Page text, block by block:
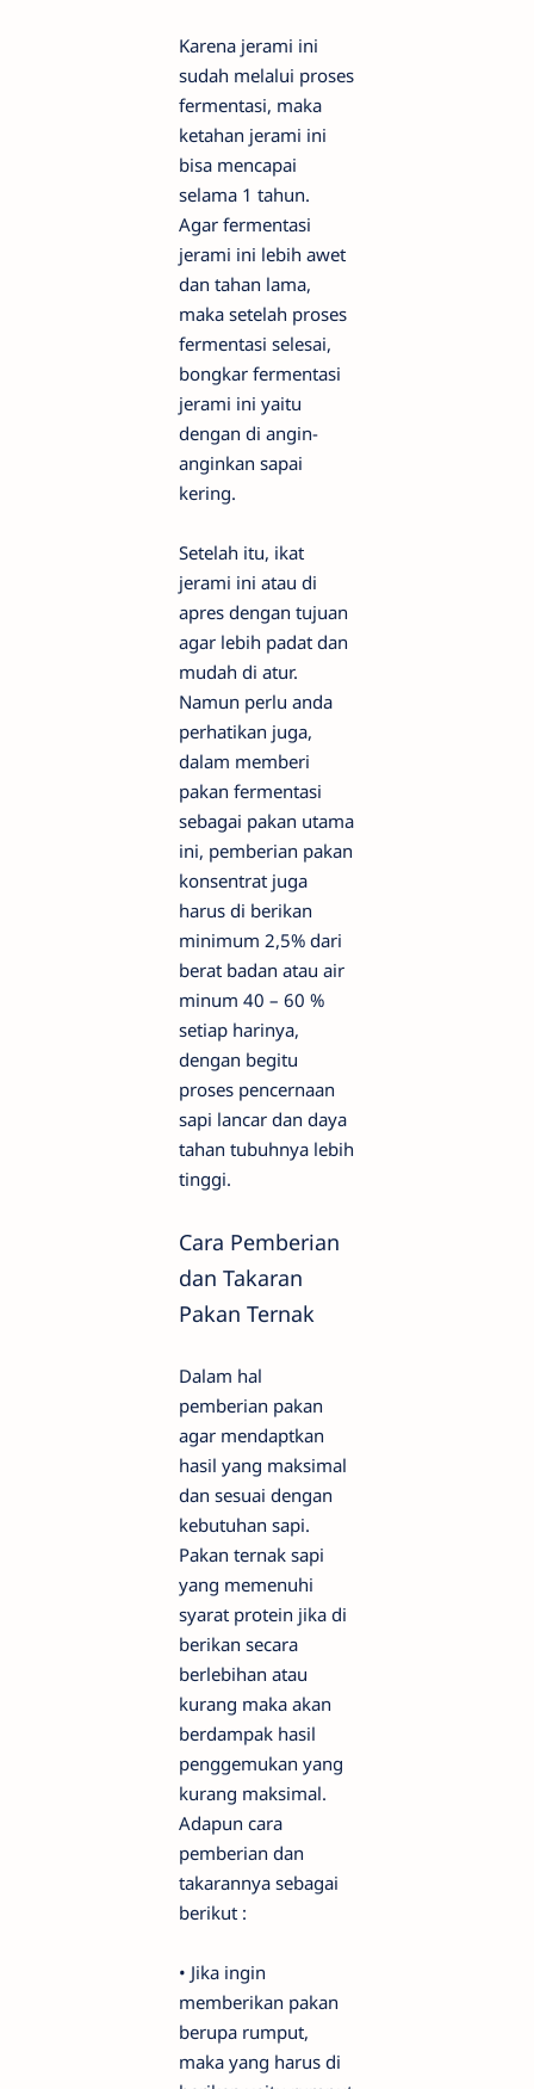
Karena jerami ini
sudah melalui proses
fermentasi, maka
ketahan jerami ini
bisa mencapai
selama 1 tahun.
Agar fermentasi
jerami ini lebih awet
dan tahan lama,
maka setelah proses
fermentasi selesai,
bongkar fermentasi
jerami ini yaitu
dengan di angin-
anginkan sapai
kering.
Setelah itu, ikat
jerami ini atau di
apres dengan tujuan
agar lebih padat dan
mudah di atur.
Namun perlu anda
perhatikan juga,
dalam memberi
pakan fermentasi
sebagai pakan utama
ini, pemberian pakan
konsentrat juga
harus di berikan
minimum 2,5% dari
berat badan atau air
minum 40 – 60 %
setiap harinya,
dengan begitu
proses pencernaan
sapi lancar dan daya
tahan tubuhnya lebih
tinggi.
Cara Pemberian
dan Takaran
Pakan Ternak
Dalam hal
pemberian pakan
agar mendaptkan
hasil yang maksimal
dan sesuai dengan
kebutuhan sapi.
Pakan ternak sapi
yang memenuhi
syarat protein jika di
berikan secara
berlebihan atau
kurang maka akan
berdampak hasil
penggemukan yang
kurang maksimal.
Adapun cara
pemberian dan
takarannya sebagai
berikut :
• Jika ingin
memberikan pakan
berupa rumput,
maka yang harus di